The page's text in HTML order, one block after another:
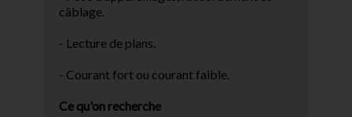
câblage.
- Lecture de plans.
- Courant fort ou courant faible.
Ce qu'on recherche